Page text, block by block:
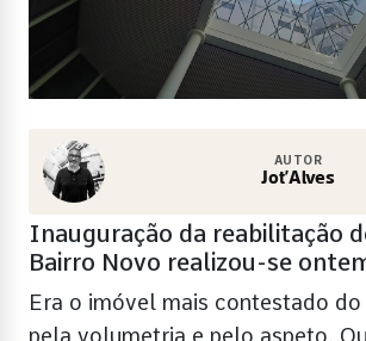
AUTOR
Jot’Alves
Inauguração da reabilitação
Bairro Novo realizou-se
Era o imóvel mais contestado
pela volumetria e pelo aspeto.